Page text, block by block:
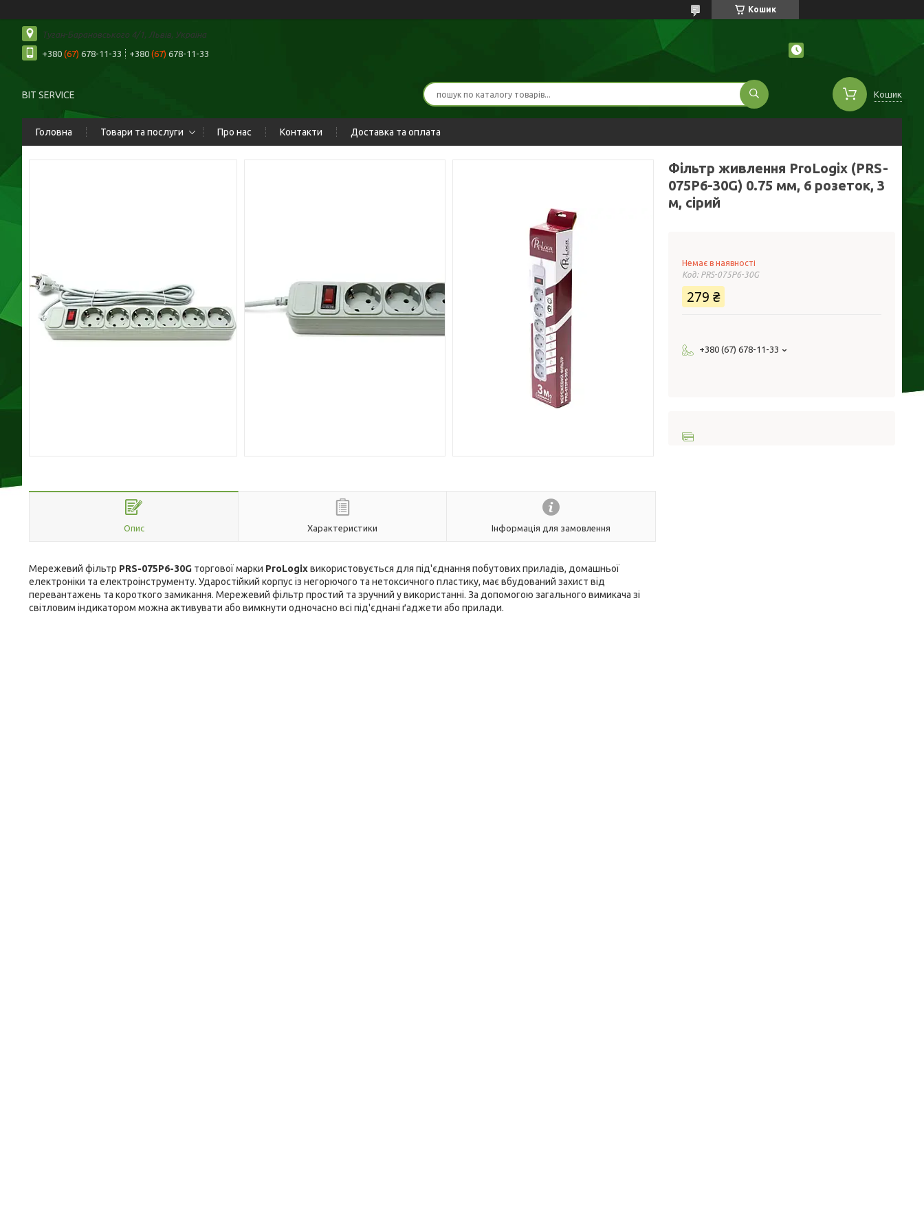
Кошик
Туган-Барановського 4/1, Львів, Україна
+380 (67) 678-11-33 +380 (67) 678-11-33
BIT SERVICE Кошик
Головна Товари та послуги Про нас Контакти Доставка та оплата
Опис Характеристики Інформація для замовлення
Мережевий фільтр PRS-075P6-30G торгової марки ProLogixвикористовується для під'єднання побутових приладів, домашньої
електроніки та електроінструменту. Ударостійкий корпус із негорючого та нетоксичного пластику, має вбудований захист від
перевантажень та короткого замикання. Мережевий фільтр простий та зручний у використанні. За допомогою загального вимикача зі
світловим індикатором можна активувати або вимкнути одночасно всі під'єднані ґаджети або прилади.
Фільтр живлення ProLogix (PRS-
075P6-30G) 0.75 мм, 6 розеток, 3
м, сірий
Немає в наявності
Код: PRS-075P6-30G
279 ₴
+380 (67) 678-11-33